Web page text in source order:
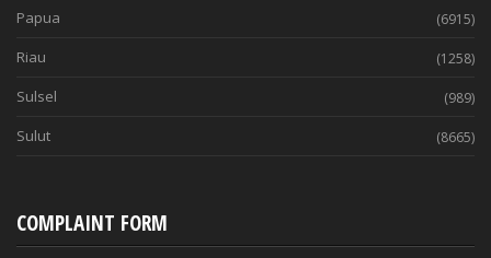
Papua (6915)
Riau (1258)
Sulsel (989)
Sulut (8665)
COMPLAINT FORM